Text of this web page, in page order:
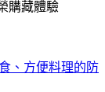
購藏體驗
、方便料理的防